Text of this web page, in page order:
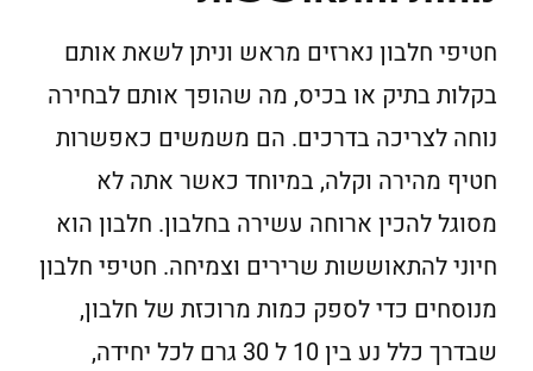
חטיפי חלבון נארזים מראש וניתן לשאת אותם
בקלות בתיק או בכיס, מה שהופך אותם לבחירה
נוחה לצריכה בדרכים. הם משמשים כאפשרות
חטיף מהירה וקלה, במיוחד כאשר אתה לא
מסוגל להכין ארוחה עשירה בחלבון. חלבון הוא
חיוני להתאוששות שרירים וצמיחה. חטיפי חלבון
מנוסחים כדי לספק כמות מרוכזת של חלבון,
שבדרך כלל נע בין 10 ל 30 גרם לכל יחידה,